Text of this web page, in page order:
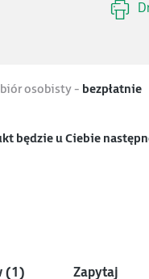
osobisty - bezpłatnie
będzie u Ciebie
(1) Zapytaj